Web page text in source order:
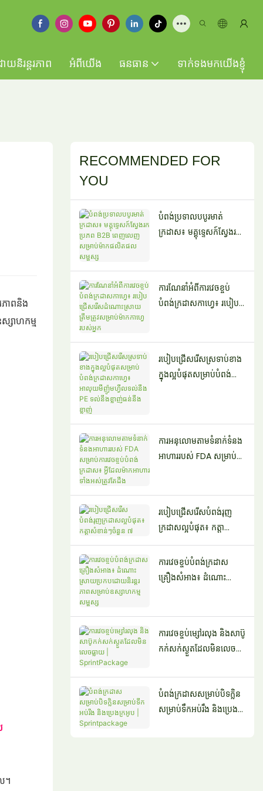
យនិរន្តរភាព អំពីយើង ធនធាន ទាក់ទងមកយើងខ្ញុំ
ភាពនិង
សាហកម្ម
។
RECOMMENDED FOR
YOU
បំពង់ប្រទាលបបូរមាត់
ក្រដាស៖ មគ្គុទ្ទេសក៍ស្វែងរក
ការណែនាំអំពីការវេចខ្ចប់
បំពង់ក្រដាសកាហ្វេ៖ របៀប
របៀបជ្រើសរើសស្រទាប់ខាង
ក្នុងល្អបំផុតសម្រាប់បំពង់
ការអនុលោមតាមទំនាក់ទំនង
អាហាររបស់ FDA សម្រាប់
របៀបជ្រើសរើសបំពង់រុញ
ក្រដាសល្អបំផុត៖ កត្តា
សំខាន់ៗចំនួន ៧
ការវេចខ្ចប់បំពង់ក្រដាស
គ្រឿងសំអាង៖ ដំណោះ
ការវេចខ្ចប់ម្សៅរលុង និងសាប៊ូ
កក់សក់ស្ងួតដែលមិនលេច
បំពង់ក្រដាសសម្រាប់បិទក្លិន
សម្រាប់ទឹកអប់រឹង និងប្រេង